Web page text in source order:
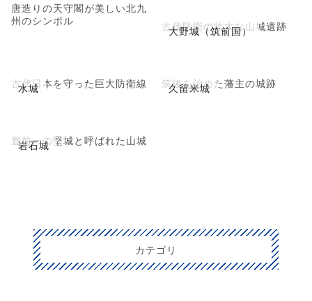
唐造りの天守閣が美しい北九
州のシンボル
大野城（筑前国）
古代防衛の壮大な山城遺跡
水城
古代日本を守った巨大防衛線 久留米城
筑後を治めた藩主の城跡
岩石城
豊前一の堅城と呼ばれた山城
カテゴリ